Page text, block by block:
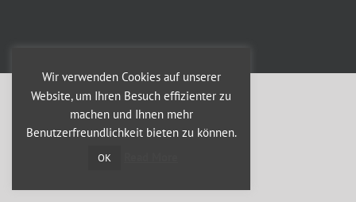
Wir verwenden Cookies auf unserer
Website, um Ihren Besuch effizienter zu
machen und Ihnen mehr
Benutzerfreundlichkeit bieten zu können.
OK